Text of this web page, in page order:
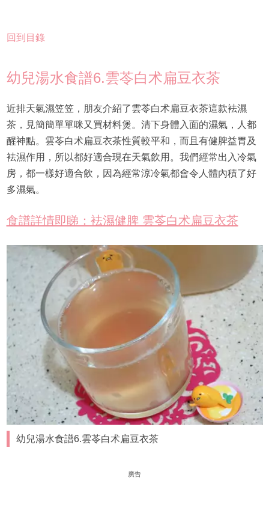
回到目錄
幼兒湯水食譜6.雲苓白术扁豆衣茶
近排天氣濕笠笠，朋友介紹了雲苓白术扁豆衣茶這款袪濕
茶，見簡簡單單咪又買材料煲。清下身體入面的濕氣，人都
醒神點。雲苓白术扁豆衣茶性質較平和，而且有健脾益胃及
袪濕作用，所以都好適合現在天氣飲用。我們經常出入冷氣
房，都一樣好適合飲，因為經常涼冷氣都會令人體內積了好
多濕氣。
食譜詳情即睇：袪濕健脾 雲苓白术扁豆衣茶
幼兒湯水食譜6.雲苓白术扁豆衣茶
廣告